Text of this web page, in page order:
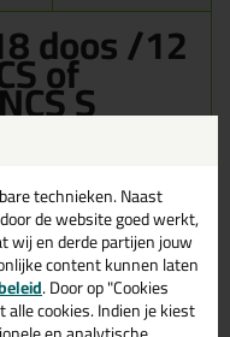
doos /12
ofS
Vandaag besteld =
kenmerken van dit
technieken. Naast
de website goed werkt,
wij en derde partijen jouw
content kunnen laten
. Door op "Cookies
cookies. Indien je kiest